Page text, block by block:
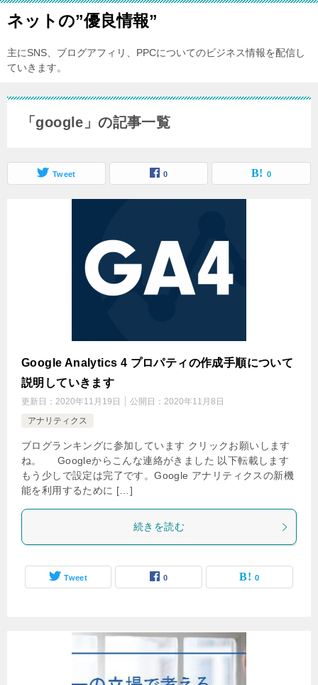
ネットの”優良情報”
主にSNS、ブログアフィリ、PPCについてのビジネス情報を配信し
ていきます。
「google」の記事一覧
Tweet 0 0
Google Analytics 4 プロパティの作成手順について
説明していきます
更新日： 2020年11月19日 公開日： 2020年11月8日
アナリティクス
ブログランキングに参加しています クリックお願いします
ね。 Googleからこんな連絡がきました 以下転載します
もう少しで設定は完了です。Google アナリティクスの新機
能を利用するために […]
続きを読む
Tweet 0 0